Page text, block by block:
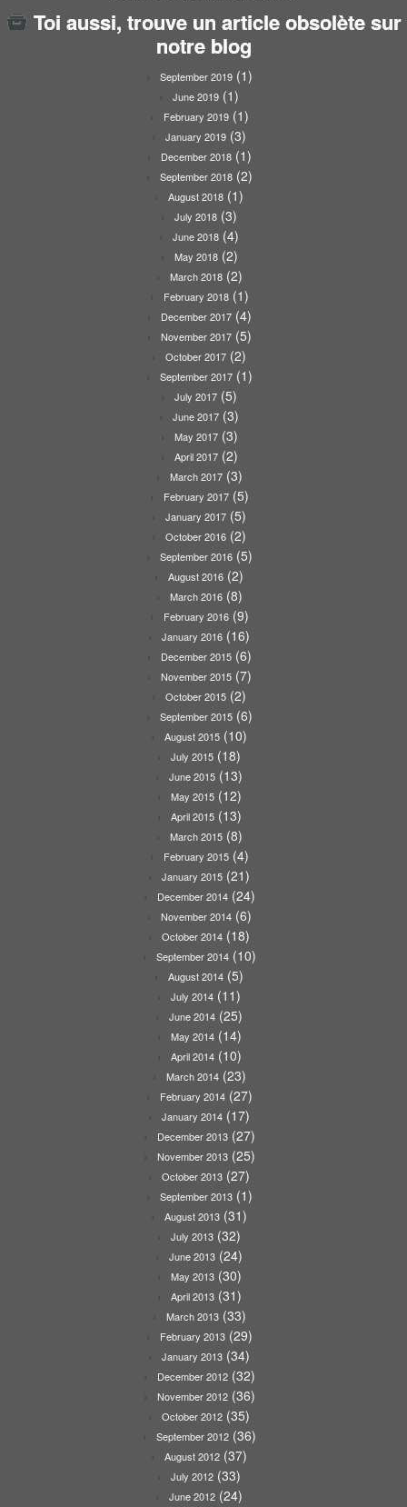
Toi aussi, trouve un article obsolète sur
notre blog
September 2019(1)
June 2019 (1)
February 2019(1)
January 2019 (3)
December 2018(1)
September 2018(2)
August 2018 (1)
July 2018 (3)
June 2018 (4)
May 2018(2)
March 2018(2)
February 2018(1)
December 2017(4)
November 2017(5)
October 2017 (2)
September 2017(1)
July 2017 (5)
June 2017 (3)
May 2017(3)
April 2017(2)
March 2017(3)
February 2017(5)
January 2017 (5)
October 2016 (2)
September 2016(5)
August 2016 (2)
March 2016(8)
February 2016(9)
January 2016 (16)
December 2015(6)
November 2015(7)
October 2015 (2)
September 2015(6)
August 2015 (10)
July 2015 (18)
June 2015 (13)
May 2015(12)
April 2015(13)
March 2015(8)
February 2015(4)
January 2015 (21)
December 2014(24)
November 2014(6)
October 2014 (18)
September 2014(10)
August 2014 (5)
July 2014 (11)
June 2014 (25)
May 2014(14)
April 2014(10)
March 2014(23)
February 2014(27)
January 2014 (17)
December 2013(27)
November 2013(25)
October 2013 (27)
September 2013(1)
August 2013 (31)
July 2013 (32)
June 2013 (24)
May 2013(30)
April 2013(31)
March 2013(33)
February 2013(29)
January 2013 (34)
December 2012(32)
November 2012(36)
October 2012 (35)
September 2012(36)
August 2012 (37)
July 2012 (33)
June 2012 (24)